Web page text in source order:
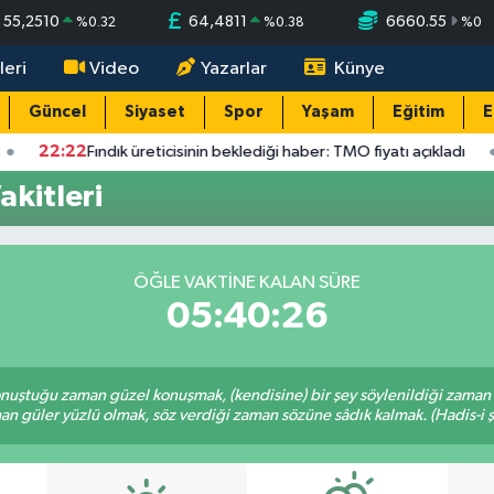
55,2510 %0.32 64,4811 %0.38 6660.55 %0
Video Yazarlar Künye
Güncel Siyaset Spor Yaşam Eğitim
22:22Fındık üreticisinin beklediği haber: TMO fiyatı açıkladı
ÖĞLE VAKTINE KALAN SÜRE
05:40:26
zaman güzel konuşmak, (kendisine) bir şey söylenildiği
güler yüzlü olmak, söz verdiği zaman sözüne sâdık kalmak. (Hadis-i